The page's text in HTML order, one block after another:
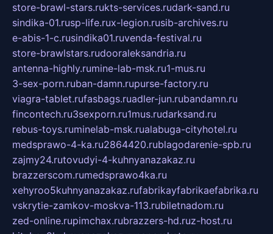
store-brawl-stars.rukts-services.rudark-sand.ru
sindika-01.rusp-life.rux-legion.rusib-archives.ru
e-abis-1-c.rusindika01.ruvenda-festival.ru
store-brawlstars.rudooraleksandria.ru
antenna-highly.rumine-lab-msk.ru1-mus.ru
3-sex-porn.ruban-damn.rupurse-factory.ru
viagra-tablet.rufasbags.ruadler-jun.rubandamn.ru
fincontech.ru3sexporn.ru1mus.rudarksand.ru
rebus-toys.ruminelab-msk.rualabuga-cityhotel.ru
medsprawo-4-ka.ru2864420.rublagodarenie-spb.ru
zajmy24.rutovudyi-4-kuhnyanazakaz.ru
brazzerscom.rumedsprawo4ka.ru
xehyroo5kuhnyanazakaz.rufabrikayfabrikaefabrika.ru
vskrytie-zamkov-moskva-113.rubiletnadom.ru
zed-online.rupimchax.rubrazzers-hd.ruz-host.ru